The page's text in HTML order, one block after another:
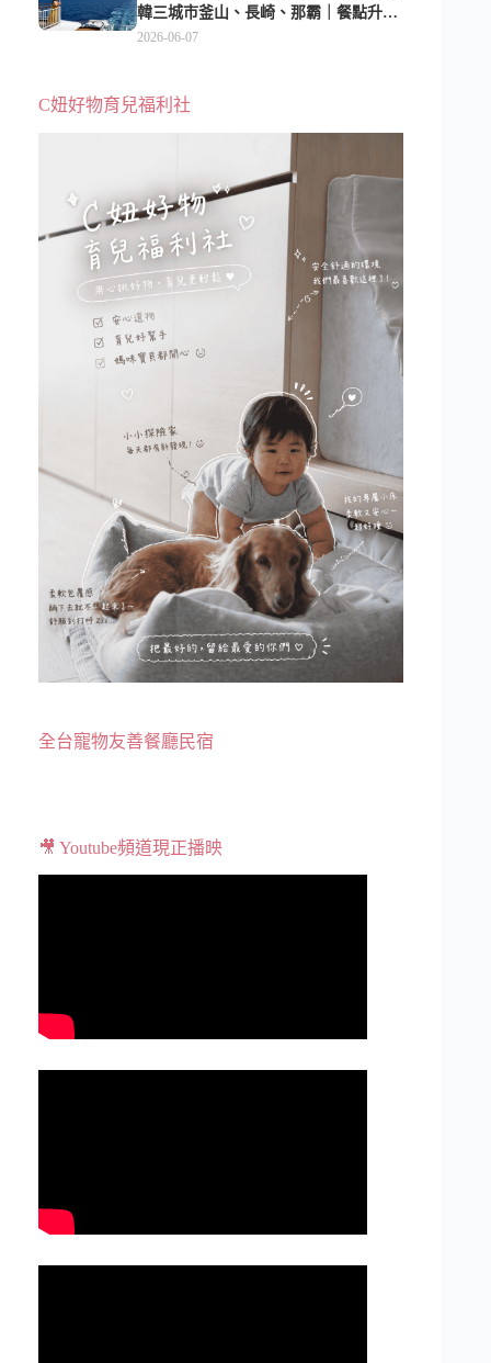
韓三城市釜山、長崎、那霸｜餐點升
級、表演更新、船上慶生超難忘
2026-06-07
C妞好物育兒福利社
全台寵物友善餐廳民宿
🎥 Youtube頻道現正播映